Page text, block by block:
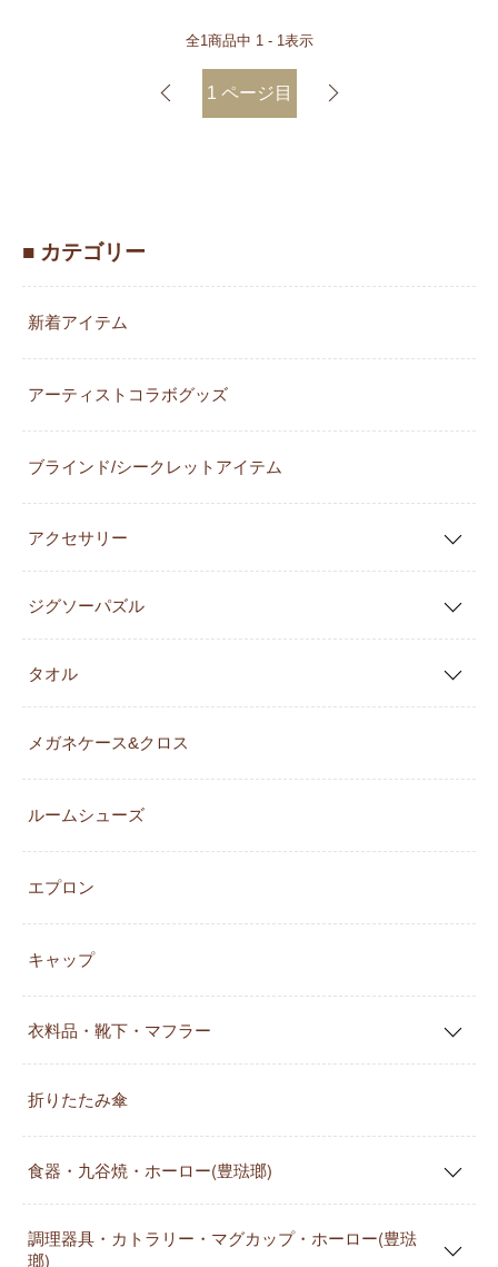
全1商品中 1 - 1表示
1 ページ目
■ カテゴリー
新着アイテム
アーティストコラボグッズ
ブラインド/シークレットアイテム
アクセサリー
ジグソーパズル
タオル
メガネケース&クロス
ルームシューズ
エプロン
キャップ
衣料品・靴下・マフラー
折りたたみ傘
食器・九谷焼・ホーロー(豊琺瑯)
調理器具・カトラリー・マグカップ・ホーロー(豊琺
瑯)